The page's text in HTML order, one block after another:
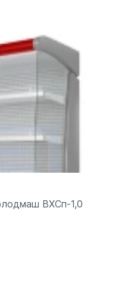
ВХСп-1,0